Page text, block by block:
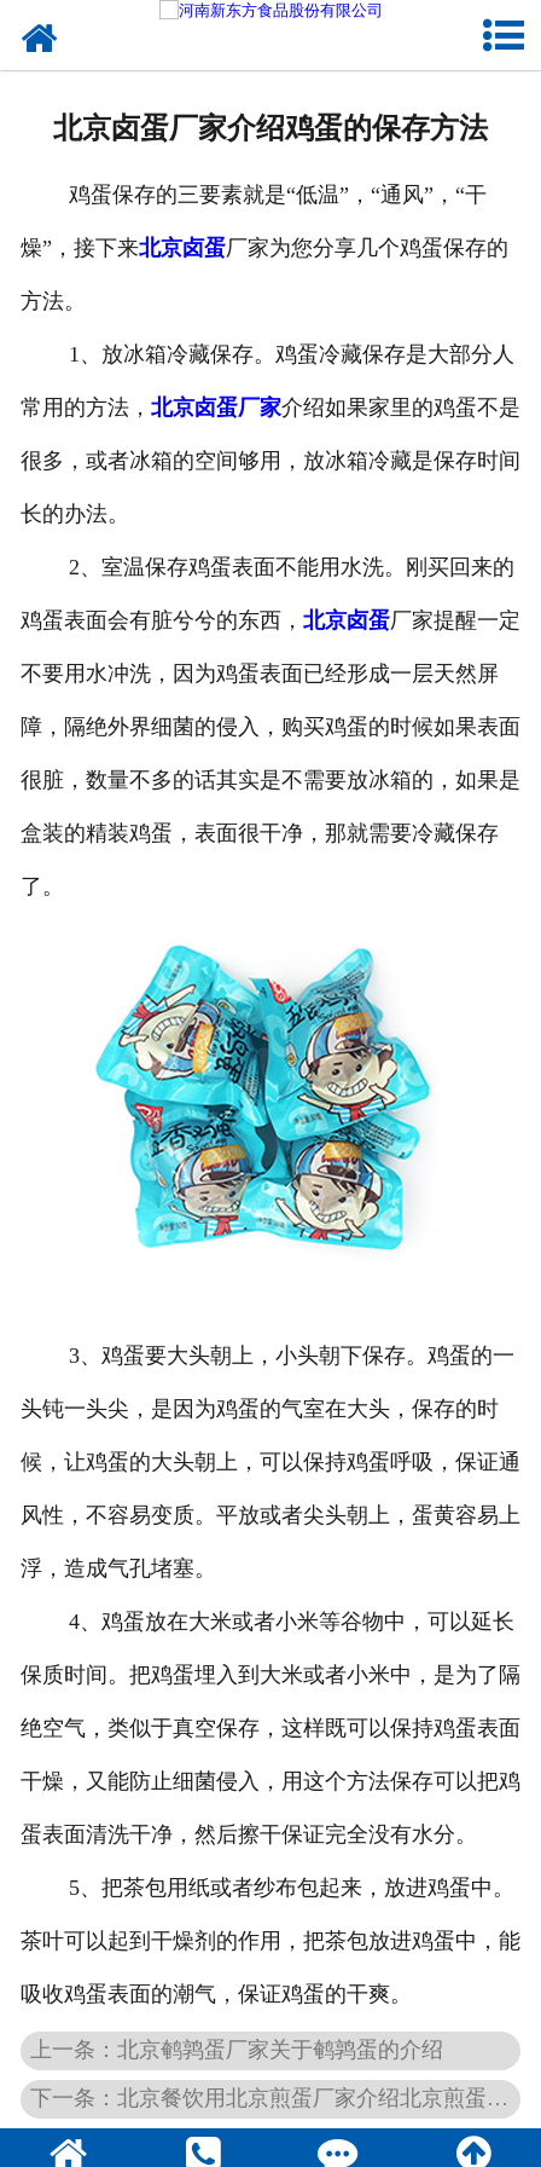
加入新东方
联系我们
北京卤蛋厂家介绍鸡蛋的保存方法
鸡蛋保存的三要素就是“低温”，“通风”，“干
燥”，接下来北京卤蛋厂家为您分享几个鸡蛋保存的
方法。
1、放冰箱冷藏保存。鸡蛋冷藏保存是大部分人
常用的方法， 北京卤蛋厂家介绍如果家里的鸡蛋不是
很多，或者冰箱的空间够用，放冰箱冷藏是保存时间
长的办法。
2、室温保存鸡蛋表面不能用水洗。刚买回来的
鸡蛋表面会有脏兮兮的东西， 北京卤蛋厂家提醒一定
不要用水冲洗，因为鸡蛋表面已经形成一层天然屏
障，隔绝外界细菌的侵入，购买鸡蛋的时候如果表面
很脏，数量不多的话其实是不需要放冰箱的，如果是
盒装的精装鸡蛋，表面很干净，那就需要冷藏保存
了。
3、鸡蛋要大头朝上，小头朝下保存。鸡蛋的一
头钝一头尖，是因为鸡蛋的气室在大头，保存的时
候，让鸡蛋的大头朝上，可以保持鸡蛋呼吸，保证通
风性，不容易变质。平放或者尖头朝上，蛋黄容易上
浮，造成气孔堵塞。
4、鸡蛋放在大米或者小米等谷物中，可以延长
保质时间。把鸡蛋埋入到大米或者小米中，是为了隔
绝空气，类似于真空保存，这样既可以保持鸡蛋表面
干燥，又能防止细菌侵入，用这个方法保存可以把鸡
蛋表面清洗干净，然后擦干保证完全没有水分。
5、把茶包用纸或者纱布包起来，放进鸡蛋中。
茶叶可以起到干燥剂的作用，把茶包放进鸡蛋中，能
吸收鸡蛋表面的潮气，保证鸡蛋的干爽。
上一条：北京鹌鹑蛋厂家关于鹌鹑蛋的介绍
下一条：北京餐饮用北京煎蛋厂家介绍北京煎蛋的操作技巧